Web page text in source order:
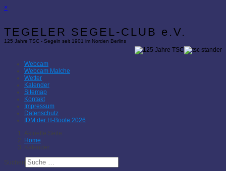
×
TEGELER SEGEL-CLUB e.V.
125 Jahre TSC - Segeln seit 1901 im Norden Berlins
Webcam
Webcam Malche
Wetter
Kalender
Sitemap
Kontakt
Impressum
Datenschutz
IDM der H-Boote 2026
Aktuelle Seite:
Home
Kalender
Suchen